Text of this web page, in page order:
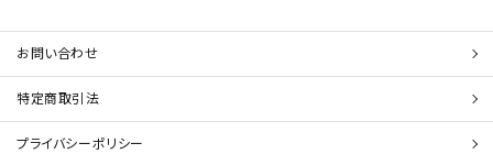
お問い合わせ
特定商取引法
プライバシーポリシー